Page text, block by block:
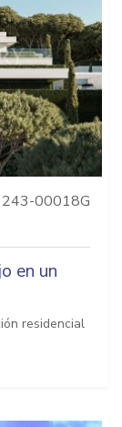
243-00018G
en un
residencial